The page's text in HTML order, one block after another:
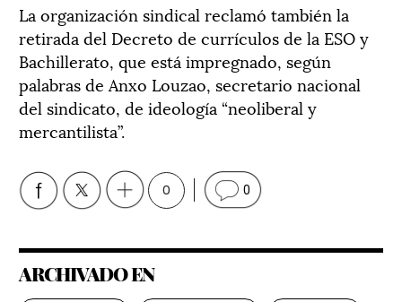
La organización sindical reclamó también la
retirada del Decreto de currículos de la ESO y
Bachillerato, que está impregnado, según
palabras de Anxo Louzao, secretario nacional
del sindicato, de ideología “neoliberal y
mercantilista”.
0 0
ARCHIVADO EN